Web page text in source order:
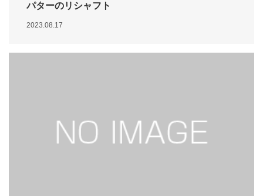
パターのリシャフト
2023.08.17